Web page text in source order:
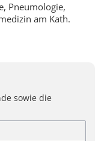
Pneumologie,
am Kath.
sowie die